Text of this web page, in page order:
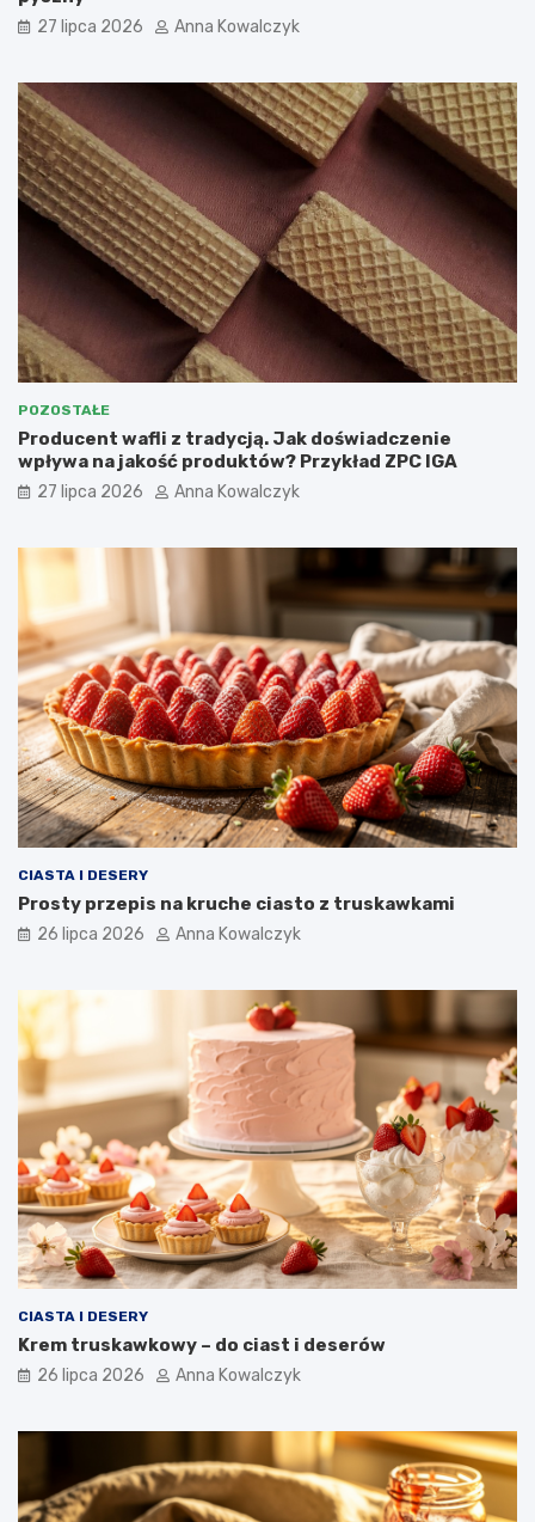
27 lipca 2026 Anna Kowalczyk
POZOSTAŁE
Producent wafli z tradycją. Jak doświadczenie
wpływa na jakość produktów? Przykład ZPC IGA
27 lipca 2026 Anna Kowalczyk
CIASTA I DESERY
Prosty przepis na kruche ciasto z truskawkami
26 lipca 2026 Anna Kowalczyk
CIASTA I DESERY
Krem truskawkowy – do ciast i deserów
26 lipca 2026 Anna Kowalczyk